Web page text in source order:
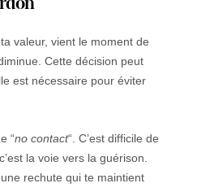
valeur, vient le moment de
Cette décision peut
est nécessaire pour éviter
“no contact“. C’est difficile de
c’est la voie vers la guérison.
rechute qui te maintient